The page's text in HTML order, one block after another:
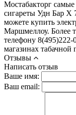
Мостабакторг
сигареты Удн Бар Х
можете купить
Маршмеллоу. Более
телефону
магазинах
Отзывы
Написать отзыв
Ваше имя:
Ваш email: